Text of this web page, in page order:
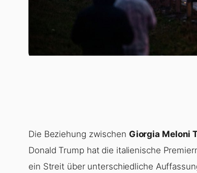
Die Beziehung zwischen Giorgia Meloni
Donald Trump hat die italienische
ein Streit über unterschiedliche